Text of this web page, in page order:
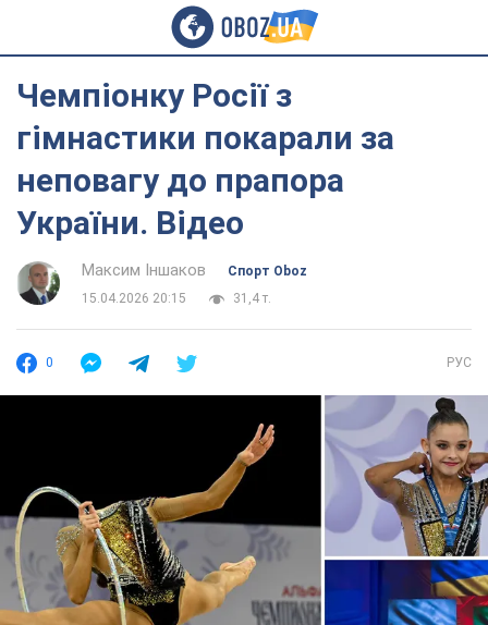
Чемпіонку Росії з
гімнастики покарали за
неповагу до прапора
України. Відео
Максим Іншаков
Спорт Oboz
15.04.2026 20:15
31,4 т.
0 РУС